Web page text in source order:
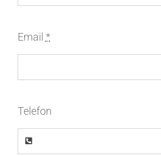
Email *
Telefon